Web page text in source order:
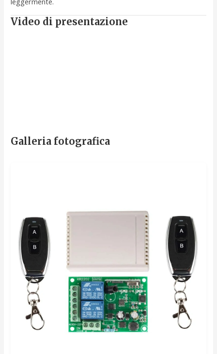
Video di presentazione
Galleria fotografica